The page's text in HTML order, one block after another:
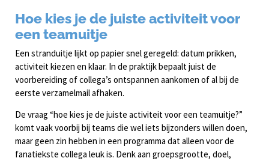
Hoe kies je de juiste activiteit voor
een teamuitje
Een stranduitje lijkt op papier snel geregeld: datum prikken,
activiteit kiezen en klaar. In de praktijk bepaalt juist de
voorbereiding of collega’s ontspannen aankomen of al bij de
eerste verzamelmail afhaken.
De vraag “hoe kies je de juiste activiteit voor een teamuitje?”
komt vaak voorbij bij teams die wel iets bijzonders willen doen,
maar geen zin hebben in een programma dat alleen voor de
fanatiekste collega leuk is. Denk aan groepsgrootte, doel,